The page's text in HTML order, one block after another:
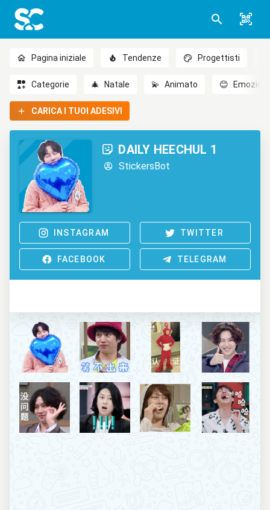
Pagina iniziale Tendenze Progettisti
Categorie 🎄 Natale 💫 Animato 😊 Emozioni
CARICA I TUOI ADESIVI
DAILY HEECHUL 1
StickersBot
INSTAGRAM TWITTER
FACEBOOK TELEGRAM